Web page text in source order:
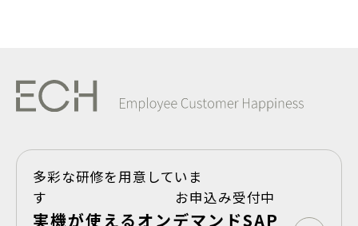
多彩な研修を用意していま
す お申込み受付中
実機が使えるオンデマンドSAP